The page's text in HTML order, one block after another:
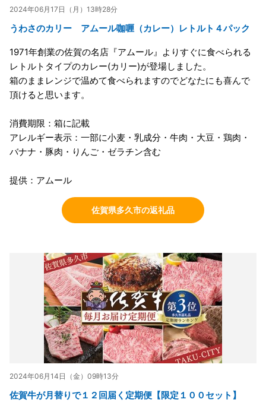
2024年06月17日（月）13時28分
うわさのカリー アムール咖喱（カレー）レトルト４パック
1971年創業の佐賀の名店『アムール』よりすぐに食べられる
レトルトタイプのカレー(カリー)が登場しました。
箱のままレンジで温めて食べられますのでどなたにも喜んで
頂けると思います。
消費期限：箱に記載
アレルギー表示：一部に小麦・乳成分・牛肉・大豆・鶏肉・
バナナ・豚肉・りんご・ゼラチン含む
提供：アムール
佐賀県多久市の返礼品
2024年06月14日（金）09時13分
佐賀牛が月替りで１２回届く定期便【限定１００セット】